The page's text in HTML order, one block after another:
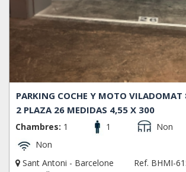
PARKING COCHE Y MOTO
2 PLAZA 26 MEDIDAS 4,55 X 300
Chambres: 1 1
Non
Non
Sant Antoni - Barcelone
Ref. BHMI-